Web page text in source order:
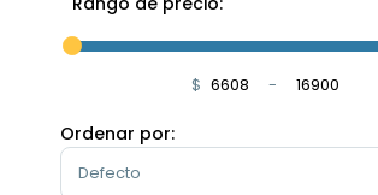
$ Minimum Price
-
Maximum Price
Ordenar por:
Sort Products